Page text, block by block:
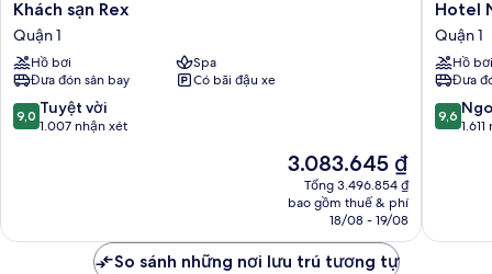
Khách
sạn
Rex
Quận
1
Khách sạn Rex
Quận 1
Hồ bơi
Spa
Đưa đón sân bay
Có bãi đậu xe
9.0
trên
xét
9,0 Tuyệt vời
1.007 nhận xét
Giá
hiện
tại
3.083.645 ₫
3.083.645 ₫
Tổng 3.496.854 ₫
bao gồm thuế & phí
18/08 - 19/08
Hotel
Nikko
Saigon
Quận
1
Hotel
Quận 1
Hồ bơi
Đưa
9.6
trên
xét
9,6
So sánh những nơi lưu trú tương tự